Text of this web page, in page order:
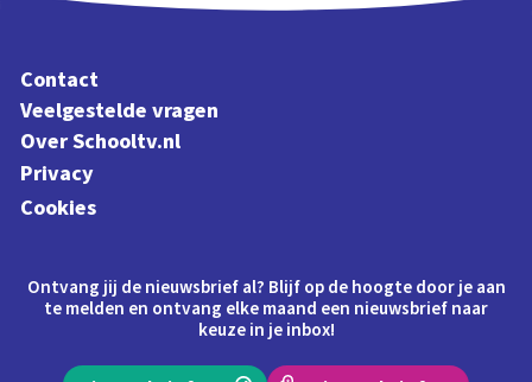
Contact
Veelgestelde vragen
Over Schooltv.nl
Privacy
Cookies
Ontvang jij de nieuwsbrief al? Blijf op de hoogte door je aan
te melden en ontvang elke maand een nieuwsbrief naar
keuze in je inbox!